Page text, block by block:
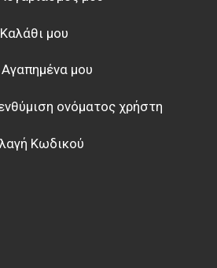
μου
μου
ονόματος χρήστη
Κωδικού